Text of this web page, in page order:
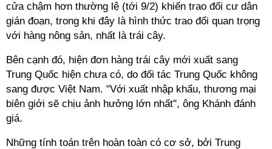
cửa chậm hơn thường lệ (tới 9/2) khiến trao đổi cư dân
gián đoạn, trong khi đây là hình thức trao đổi quan trọng
với hàng nông sản, nhất là trái cây.
Bên cạnh đó, hiện đơn hàng trái cây mới xuất sang
Trung Quốc hiện chưa có, do đối tác Trung Quốc không
sang được Việt Nam. "Với xuất nhập khẩu, thương mại
biên giới sẽ chịu ảnh hưởng lớn nhất", ông Khánh đánh
giá.
Những tính toán trên hoàn toàn có cơ sở, bởi Trung